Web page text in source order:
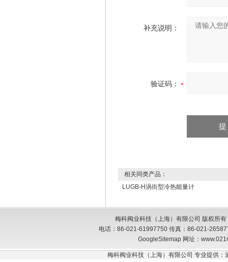
补充说明：
验证码：
相关同类产品：
LUGB-H涡街型冷热能量计
梅科阀业科技（上海）有限公司 版权所
电话：86-021-61997750 传真：86-021-
GoogleSitemap网址：
梅科阀业科技（上海）有限公司 专业提供